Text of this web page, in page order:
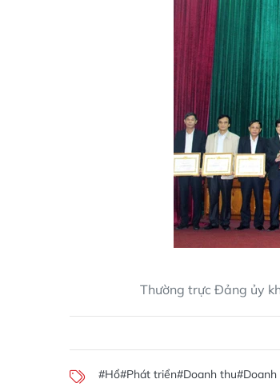
Thường trực Đảng ủy
#Hổ#Phát triển#Doanh thu#Doanh